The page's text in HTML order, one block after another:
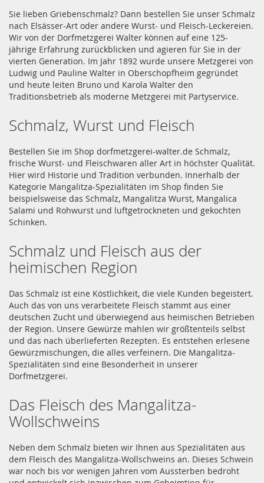
Sie lieben Griebenschmalz? Dann bestellen Sie unser Schmalz
nach Elsässer-Art oder andere Wurst- und Fleisch-Leckereien.
Wir von der Dorfmetzgerei Walter können auf eine 125-
jährige Erfahrung zurückblicken und agieren für Sie in der
vierten Generation. Im Jahr 1892 wurde unsere Metzgerei von
Ludwig und Pauline Walter in Oberschopfheim gegründet
und heute leiten Bruno und Karola Walter den
Traditionsbetrieb als moderne Metzgerei mit Partyservice.
Schmalz, Wurst und Fleisch
Bestellen Sie im Shop dorfmetzgerei-walter.de Schmalz,
frische Wurst- und Fleischwaren aller Art in höchster Qualität.
Hier wird Historie und Tradition verbunden. Innerhalb der
Kategorie Mangalitza-Spezialitäten im Shop finden Sie
beispielsweise das Schmalz, Mangalitza Wurst, Mangalica
Salami und Rohwurst und luftgetrockneten und gekochten
Schinken.
Schmalz und Fleisch aus der
heimischen Region
Das Schmalz ist eine Köstlichkeit, die viele Kunden begeistert.
Auch das von uns verarbeitete Fleisch stammt aus einer
deutschen Zucht und überwiegend aus heimischen Betrieben
der Region. Unsere Gewürze mahlen wir größtenteils selbst
und das nach überlieferten Rezepten. Es entstehen erlesene
Gewürzmischungen, die alles verfeinern. Die Mangalitza-
Spezialitäten sind eine Besonderheit in unserer
Dorfmetzgerei.
Das Fleisch des Mangalitza-
Wollschweins
Neben dem Schmalz bieten wir Ihnen aus Spezialitäten aus
dem Fleisch des Mangalitza-Wollschweins an. Dieses Schwein
war noch bis vor wenigen Jahren vom Aussterben bedroht